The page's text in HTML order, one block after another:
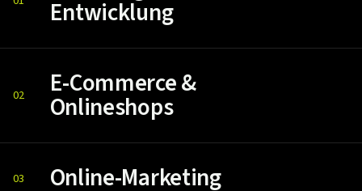
Entwicklung
02 E-Commerce &
Onlineshops
03 Online-Marketing